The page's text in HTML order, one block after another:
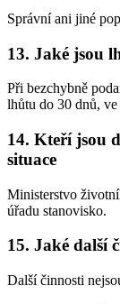
Správní ani jiné
13. Jaké jsou
Při bezchybně
lhůtu do 30 dnů,
14. Kteří jsou
situace
Ministerstvo
úřadu stanovisko.
15. Jaké další
Další činnosti